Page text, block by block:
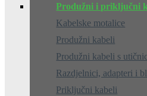
Produžni i priključni
Kabelske motalice
Produžni kabeli
Produžni kabeli s
Razdjelnici, adapteri i
Priključni kabeli